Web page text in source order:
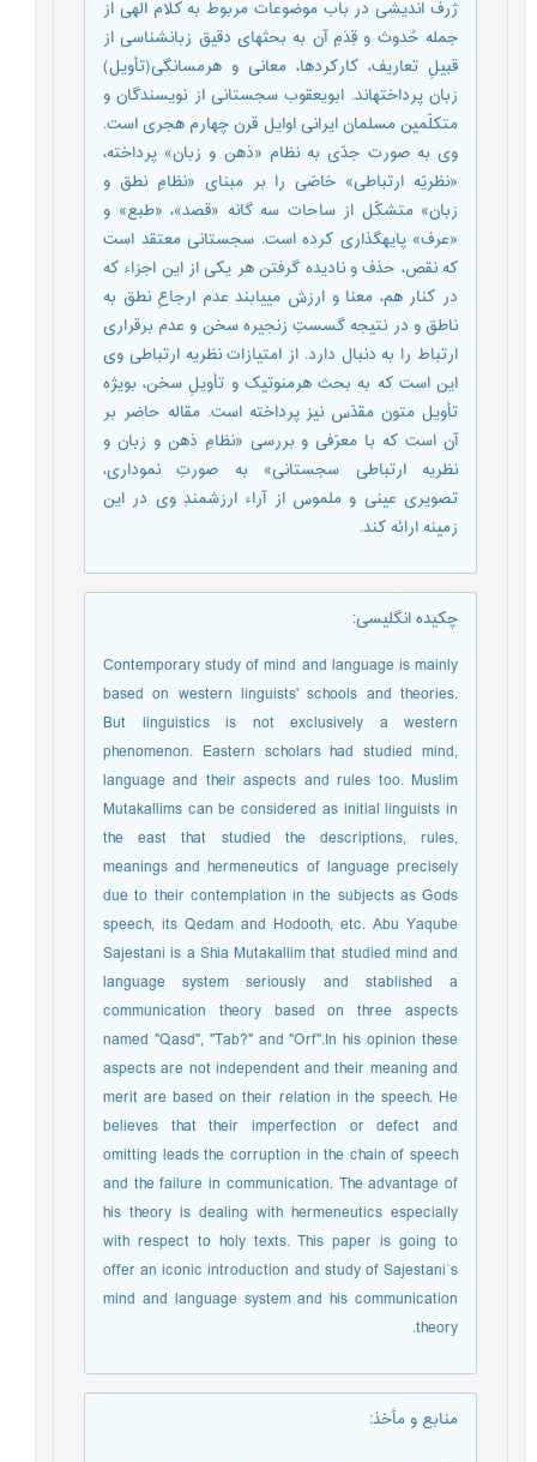
ژرف اندیشی در باب موضوعات مربوط به کلام الهی از
جمله حُدوث و قِدَمِ آن به بحث‏های دقیق زبانشناسی از
قبیلِ تعاریف، کارکردها، معانی و هرمسانگی(تأویل)
زبان پرداخته‏اند. ابویعقوب سجستانی از نویسندگان و
متکلّمین مسلمان ایرانی اوایل قرن چهارم هجری است.
وی به صورت جدّی به نظام «ذهن و زبان» پرداخته،
«نظریّه ارتباطی» خاصّی را بر مبنای «نظامِ نطق و
زبان» متشکّل از ساحات سه گانه «قصد»، «طبع» و
«عرف» پایه‏گذاری کرده است. سجستانی معتقد است
که نقص، حذف و نادیده گرفتن هر یکی از این اجزاء که
در کنار هم، معنا و ارزش می‏یابند عدم ارجاعِ نطق به
ناطق و در نتیجه گسستِ زنجیره سخن و عدم برقراری
ارتباط را به دنبال دارد. از امتیازات نظریه ارتباطی وی
این است که به بحث هرمنوتیک و تأویلِ سخن، بویژه
تأویل متون مقدّس نیز پرداخته است. مقاله حاضر بر
آن است که با معرّفی و بررسی «نظامِ ذهن و زبان و
نظریه ارتباطی سجستانی» به صورتِ نموداری،
تصویری عینی و ملموس از آراء ارزشمندِ وی در این
زمینه ارائه کند.
چکیده انگلیسی:
Contemporary study of mind and language is mainly
based on western linguists' schools and theories.
But linguistics is not exclusively a western
phenomenon. Eastern scholars had studied mind,
language and their aspects and rules too. Muslim
Mutakallims can be considered as initial linguists in
the east that studied the descriptions, rules,
meanings and hermeneutics of language precisely
due to their contemplation in the subjects as Gods
speech, its Qedam and Hodooth, etc. Abu Yaqube
Sajestani is a Shia Mutakallim that studied mind and
language system seriously and stablished a
communication theory based on three aspects
named "Qasd", "Tab?" and "Orf".In his opinion these
aspects are not independent and their meaning and
merit are based on their relation in the speech. He
believes that their imperfection or defect and
omitting leads the corruption in the chain of speech
and the failure in communication. The advantage of
his theory is dealing with hermeneutics especially
with respect to holy texts. This paper is going to
offer an iconic introduction and study of Sajestaniʾs
mind and language system and his communication
theory.
منابع و مأخذ: